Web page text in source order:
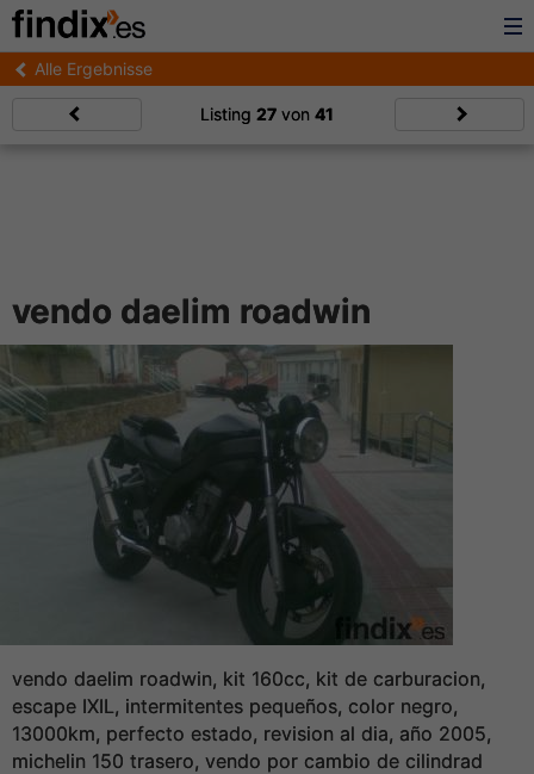
Alle Ergebnisse
Listing 27 von 41
vendo daelim roadwin
vendo daelim roadwin, kit 160cc, kit de carburacion,
escape IXIL, intermitentes pequeños, color negro,
13000km, perfecto estado, revision al dia, año 2005,
michelin 150 trasero, vendo por cambio de cilindrad